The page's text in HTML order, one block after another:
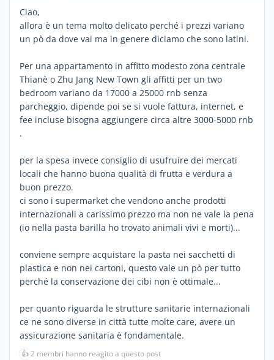
Ciao,
allora è un tema molto delicato perché i prezzi variano
un pò da dove vai ma in genere diciamo che sono latini.
Per una appartamento in affitto modesto zona centrale
Thianè o Zhu Jang New Town gli affitti per un two
bedroom variano da 17000 a 25000 rnb senza
parcheggio, dipende poi se si vuole fattura, internet, e
fee incluse bisogna aggiungere circa altre 3000-5000 rnb
.
per la spesa invece consiglio di usufruire dei mercati
locali che hanno buona qualità di frutta e verdura a
buon prezzo.
ci sono i supermarket che vendono anche prodotti
internazionali a carissimo prezzo ma non ne vale la pena
(io nella pasta barilla ho trovato animali vivi e morti)...
conviene sempre acquistare la pasta nei sacchetti di
plastica e non nei cartoni, questo vale un pò per tutto
perché la conservazione dei cibi non è ottimale...
per quanto riguarda le strutture sanitarie internazionali
ce ne sono diverse in città tutte molte care, avere un
assicurazione sanitaria è fondamentale.
👍2 membri hanno reagito a questo post